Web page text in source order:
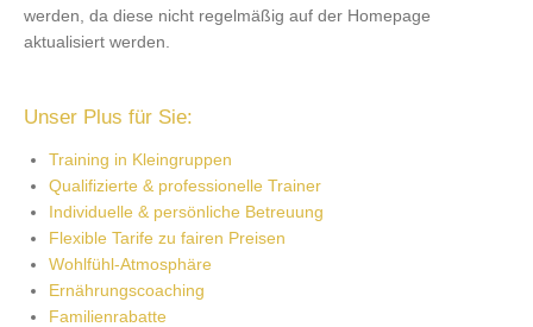
werden, da diese nicht regelmäßig auf der Homepage
aktualisiert werden.
Unser Plus für Sie:
Training in Kleingruppen
Qualifizierte & professionelle Trainer
Individuelle & persönliche Betreuung
Flexible Tarife zu fairen Preisen
Wohlfühl-Atmosphäre
Ernährungscoaching
Familienrabatte